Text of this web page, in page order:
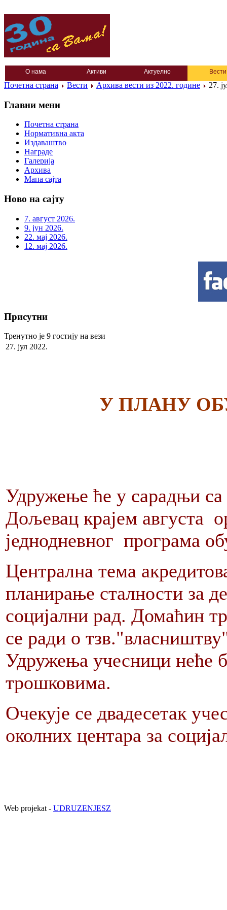
О нама Активи Актуелно Вести
Почетна страна Вести Архива вести из 2022. године 27.
Главни мени
Почетна страна
Нормативна акта
Издаваштво
Награде
Галерија
Архива
Мапа сајта
Ново на сајту
7. август 2026.
9. јун 2026.
22. мај 2026.
12. мај 2026.
Присутни
Тренутно је 9 гостију на вези
27. јул 2022.
У ПЛАНУ
Удружење ће у сарадњи
Дољевац крајем августа
једнодневног програма
Централна тема
планирање сталности за
социјални рад. Домаћин
се ради о
Удружења учесници неће
трошковима.
Очекује се двадесетак
околних центара за
Web projekat - UDRUZENJESZ